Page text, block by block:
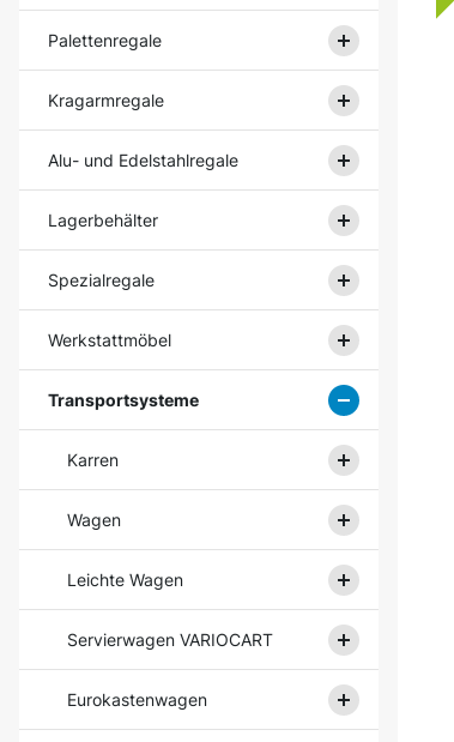
Palettenregale
Kragarmregale
Alu- und Edelstahlregale
Lagerbehälter
Spezialregale
Werkstattmöbel
Transportsysteme
Karren
Wagen
Leichte Wagen
Servierwagen VARIOCART
Eurokastenwagen